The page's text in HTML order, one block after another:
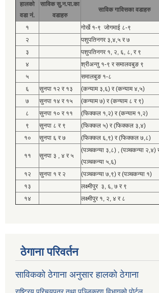
हालको
वडा नं.
साविक सु.न.पा.का
वडाहरु
साविक गाविसका वडाहरु
१
गोर्खे १-९ जोगमाई ८-९
२
पशुपतिनगर ३,४,५ र ७
३
पशुपतिनगर १, २, ६, ८, र ९
४
श्रीअन्तु १-९ र समालवबुङ ९
५
समालबुङ १-८
६
सुनपा १२ र १३
(कन्याम ३,६) र (कन्याम ४,५)
७
सुनपा १४ र १५
(कन्याम ७) र (कन्याम ८ र ९)
८
सुनपा १० र ११
(फिक्कल १,२) र (कन्याम १,२)
९
सुनपा ८ र ९
(फिक्कल ५) र (फिक्कल ३,४)
१०
सुनपा ६ र ७ (फिक्कल ६,९) र (फिक्कल ७,८)
११ सुनपा ३ , ४ र ५
(पञ्चकन्या ३,८) , (पञ्चकन्या २,४)
(पञ्चकन्या ५,६)
१२
सुनपा १ र २
(पञ्चकन्या ७,९) र (पञ्चकन्या १)
१३
लक्ष्मीपुर ३, ६, ७ र ९
१४
लक्ष्मीपुर १, २, ४ र ८
ठेगाना परिवर्तन
साविकको ठेगाना अनुसार हालको ठेगाना